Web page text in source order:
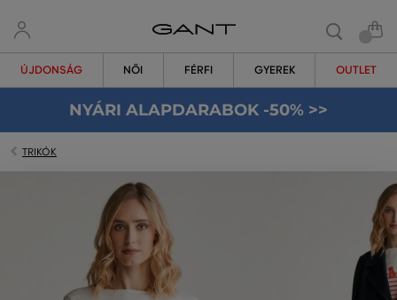
ÚJDONSÁG NŐI FÉRFI GYEREK OUTLET
NYÁRI ALAPDARABOK -50% >>
TRIKÓK